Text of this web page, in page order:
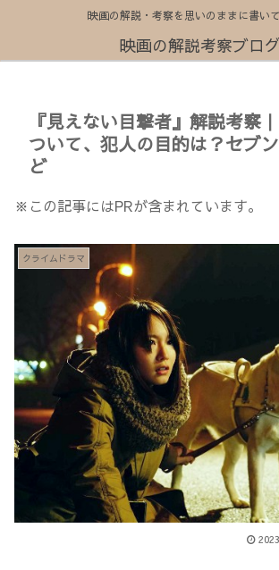
映画の解説・考察を思いのままに書いて
映画の解説考察ブロ
『見えない目撃者』解説考察
ついて、犯人の目的は？セブ
ど
※この記事にはPRが含まれています。
クライムドラマ